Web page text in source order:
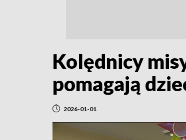
Kolędnicy
pomagają
2026-01-01